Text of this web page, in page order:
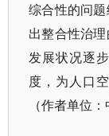
综合性的问
出整合性治
发展状况逐
度，为人口
（作者单位